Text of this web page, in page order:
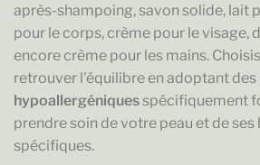
après-shampoing, savon solide, lait
pour le corps, crème pour le visage,
encore crème pour les mains.
retrouver l'équilibre en adoptant des
hypoallergéniquesspécifiquement
prendre soin de votre peau et de ses
spécifiques.